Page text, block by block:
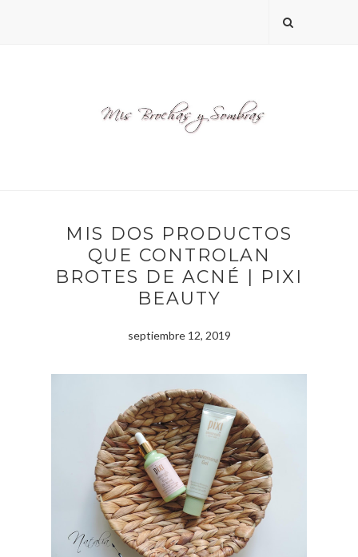
MIS DOS PRODUCTOS
QUE CONTROLAN
BROTES DE ACNÉ | PIXI
BEAUTY
septiembre 12, 2019